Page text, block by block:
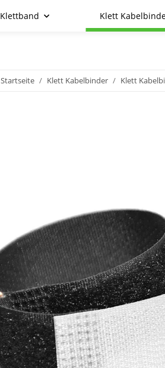
Klettband Klett
Startseite Klett Kabelbinder Klett